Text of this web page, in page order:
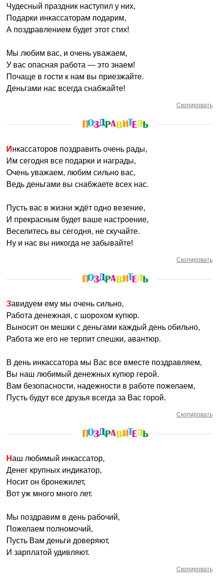
Чудесный праздник наступил у них,
Подарки инкассаторам подарим,
А поздравлением будет этот стих!
Мы любим вас, и очень уважаем,
У вас опасная работа — это знаем!
Почаще в гости к нам вы приезжайте.
Деньгами нас всегда снабжайте!
Скопировать
Инкассаторов поздравить очень рады,
Им сегодня все подарки и награды,
Очень уважаем, любим сильно вас,
Ведь деньгами вы снабжаете всех нас.
Пусть вас в жизни ждёт одно везение,
И прекрасным будет ваше настроение,
Веселитесь вы сегодня, не скучайте.
Ну и нас вы никогда не забывайте!
Скопировать
Завидуем ему мы очень сильно,
Работа денежная, с шорохом купюр.
Выносит он мешки с деньгами каждый день обильно,
Работа же его не терпит спешки, авантюр.
В день инкассатора мы Вас все вместе поздравляем,
Вы наш любимый денежных купюр герой.
Вам безопасности, надежности в работе пожелаем,
Пусть будут все друзья всегда за Вас горой.
Скопировать
Наш любимый инкассатор,
Денег крупных индикатор,
Носит он бронежилет,
Вот уж много много лет.
Мы поздравим в день рабочий,
Пожелаем полномочий,
Пусть Вам деньги доверяют,
И зарплатой удивляют.
Скопировать